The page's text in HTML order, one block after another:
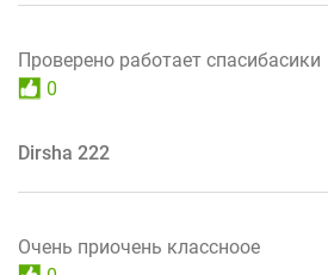
Проверено работает спасибасики
0
Dirsha 222
Очень приочень классноое